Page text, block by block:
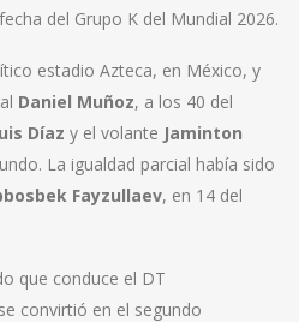
del Grupo K del Mundial 2026.
estadio Azteca, en México, y
Daniel Muñoz, a los 40 del
Díaz y el volante Jaminton
La igualdad parcial había sido
Fayzullaev, en 14 del
que conduce el DT
se convirtió en el segundo